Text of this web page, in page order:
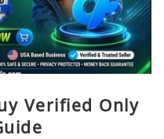
Verified Only